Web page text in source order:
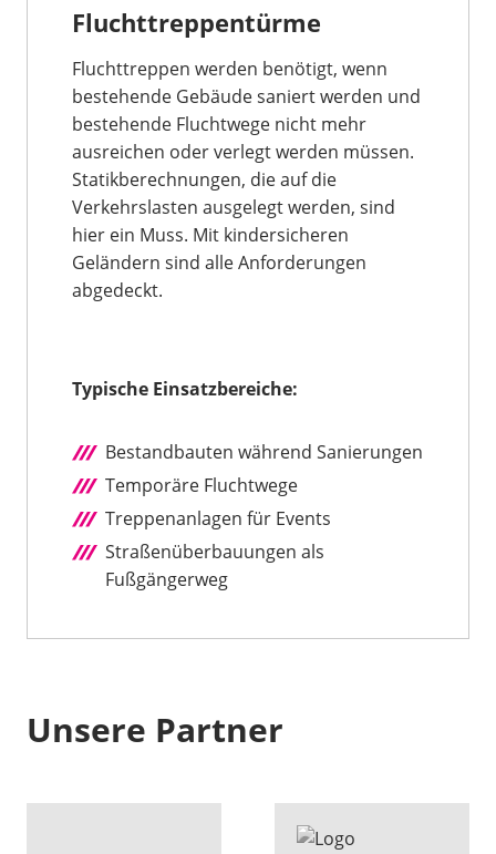
Fluchttreppentürme
Fluchttreppen werden benötigt, wenn
bestehende Gebäude saniert werden und
bestehende Fluchtwege nicht mehr
ausreichen oder verlegt werden müssen.
Statikberechnungen, die auf die
Verkehrslasten ausgelegt werden, sind
hier ein Muss. Mit kindersicheren
Geländern sind alle Anforderungen
abgedeckt.
Typische Einsatzbereiche:
Bestandbauten während Sanierungen
Temporäre Fluchtwege
Treppenanlagen für Events
Straßenüberbauungen als
Fußgängerweg
Unsere Partner